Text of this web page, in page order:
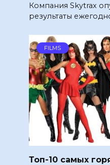
Компания Skytrax
результаты
FILMS
Топ-10 самых